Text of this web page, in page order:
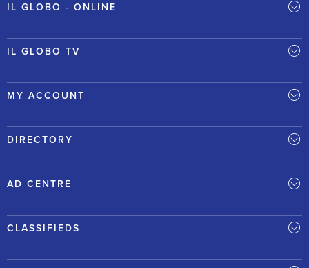
IL GLOBO - ONLINE
IL GLOBO TV
MY ACCOUNT
DIRECTORY
AD CENTRE
CLASSIFIEDS